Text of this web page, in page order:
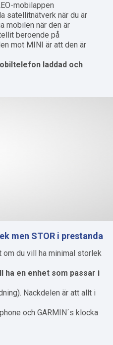
mobilappen.
satellitnätverk när du är
mobilen när den är
beroende på
mot MINI är att den är
laddad och
men STOR i prestanda
om du vill ha minimal storlek
ha en enhet som passar i
Nackdelen är att allt i
och GARMIN´s klocka